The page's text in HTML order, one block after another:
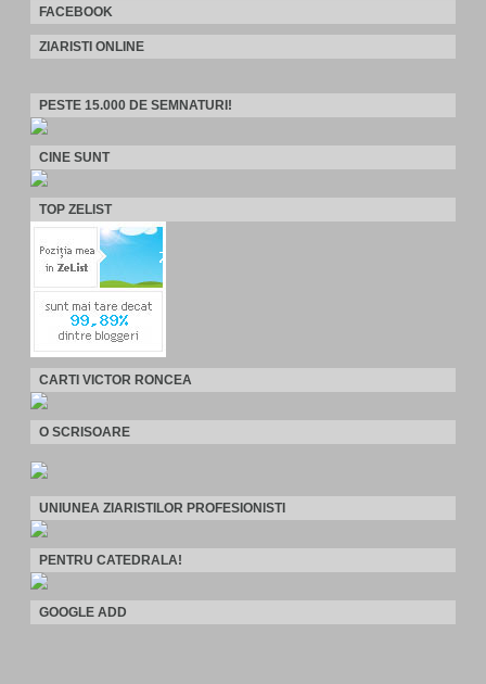
FACEBOOK
ZIARISTI ONLINE
PESTE 15.000 DE SEMNATURI!
CINE SUNT
TOP ZELIST
CARTI VICTOR RONCEA
O SCRISOARE
UNIUNEA ZIARISTILOR PROFESIONISTI
PENTRU CATEDRALA!
GOOGLE ADD